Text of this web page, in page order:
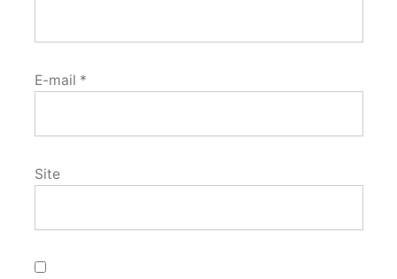
E-mail *
Site